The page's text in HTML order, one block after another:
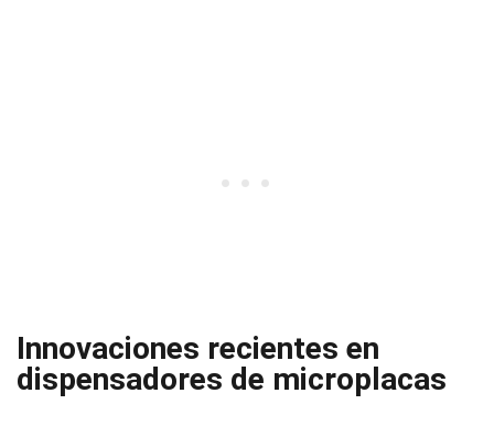
Innovaciones recientes en
dispensadores de microplacas